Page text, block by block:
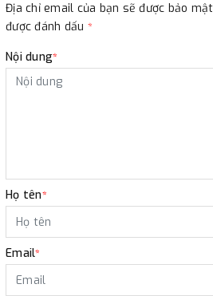
Địa chỉ email của bạn sẽ được bảo
được đánh dấu *
Nội dung*
Họ tên*
Email*